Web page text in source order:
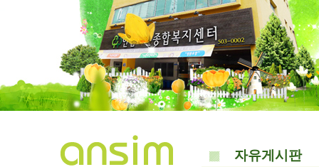
자유게시판